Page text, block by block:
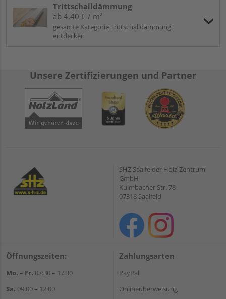
Trittschalldämmung
ab 4,40 € / m²
gesamte Kategorie Trittschalldämmung
entdecken
Unsere Zertifizierungen und Partner
SHZ Saalfelder Holz-Zentrum
GmbH
Kulmbacher Str. 78
07318 Saalfeld
Öffnungszeiten:
Mo. – Fr. 07:30 – 17:30
Sa. 09:00 – 12:00
Zahlungsarten
PayPal
Onlineüberweisung